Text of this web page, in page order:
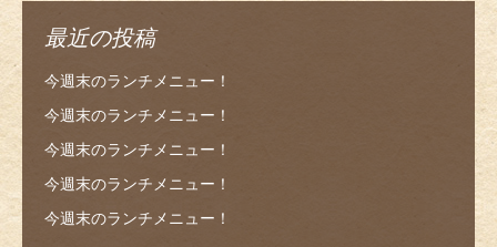
最近の投稿
今週末のランチメニュー！
今週末のランチメニュー！
今週末のランチメニュー！
今週末のランチメニュー！
今週末のランチメニュー！